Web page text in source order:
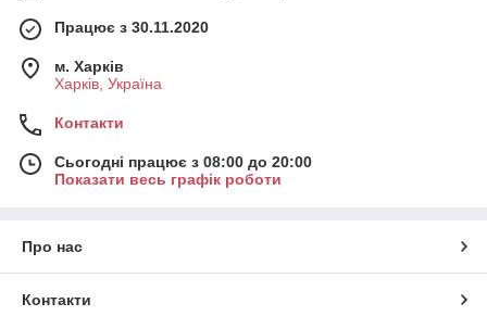
Працює з 30.11.2020
м. Харків
Харків, Україна
Контакти
Сьогодні працює з 08:00 до 20:00
Показати весь графік роботи
Про нас
Контакти